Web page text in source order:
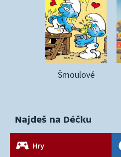
Šmoulové
Najdeš na Déčku
Hry